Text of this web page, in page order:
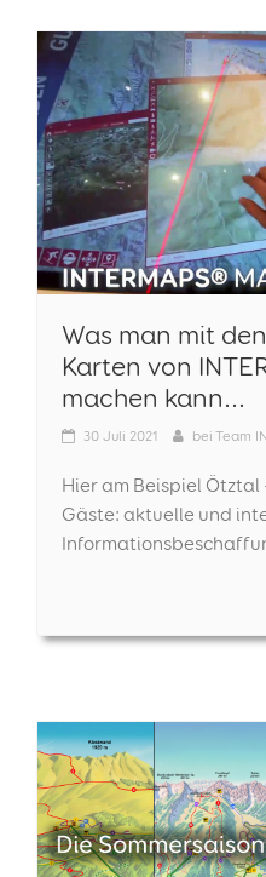
Was man mit
Karten von
machen kann...
30 Juli 2021 bei Team
Hier am Beispiel Ötztal
Gäste: aktuelle und